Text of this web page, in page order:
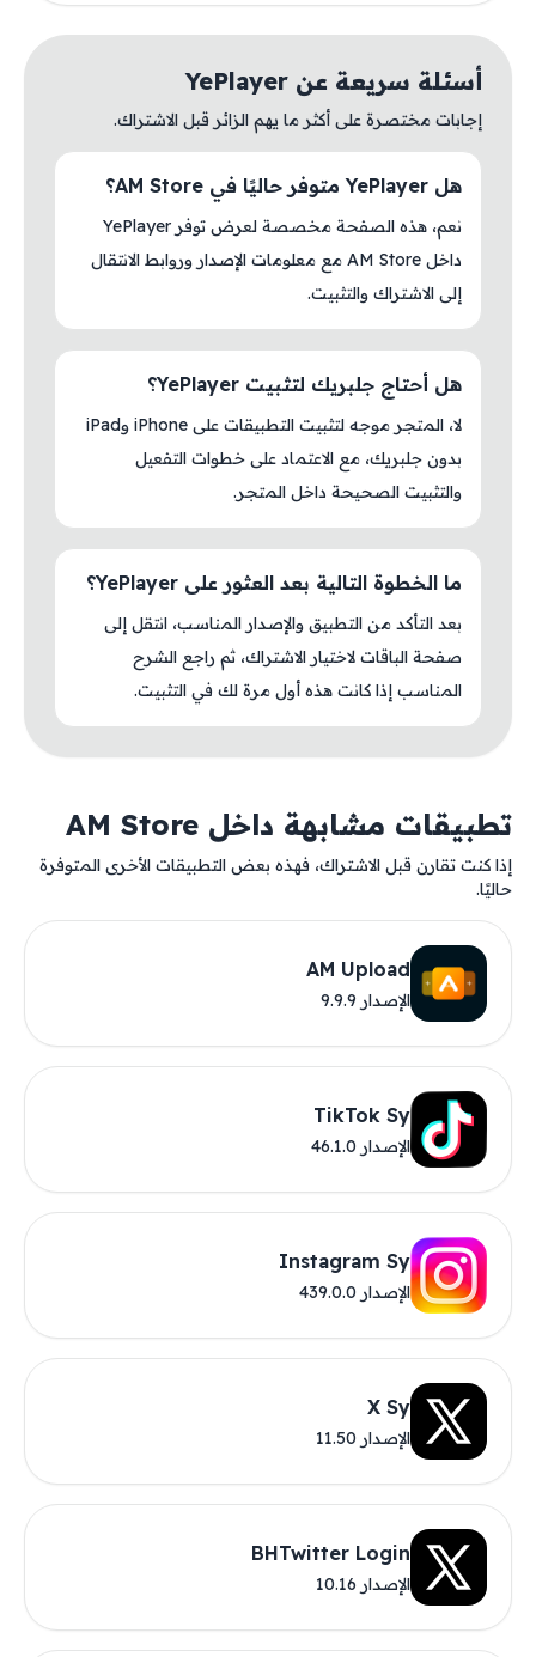
أسئلة سريعة عن YePlayer
إجابات مختصرة على أكثر ما يهم الزائر قبل الاشتراك.
هل YePlayer متوفر حاليًا في AM Store؟
نعم، هذه الصفحة مخصصة لعرض توفر YePlayer
داخل AM Store مع معلومات الإصدار وروابط الانتقال
إلى الاشتراك والتثبيت.
هل أحتاج جلبريك لتثبيت YePlayer؟
لا، المتجر موجه لتثبيت التطبيقات على iPhone وiPad
بدون جلبريك، مع الاعتماد على خطوات التفعيل
والتثبيت الصحيحة داخل المتجر.
ما الخطوة التالية بعد العثور على YePlayer؟
بعد التأكد من التطبيق والإصدار المناسب، انتقل إلى
صفحة الباقات لاختيار الاشتراك، ثم راجع الشرح
المناسب إذا كانت هذه أول مرة لك في التثبيت.
تطبيقات مشابهة داخل AM Store
إذا كنت تقارن قبل الاشتراك، فهذه بعض التطبيقات الأخرى المتوفرة
حاليًا.
AM Upload
الإصدار 9.9.9
TikTok Sy
الإصدار 46.1.0
Instagram Sy
الإصدار 439.0.0
X Sy
الإصدار 11.50
BHTwitter Login
الإصدار 10.16